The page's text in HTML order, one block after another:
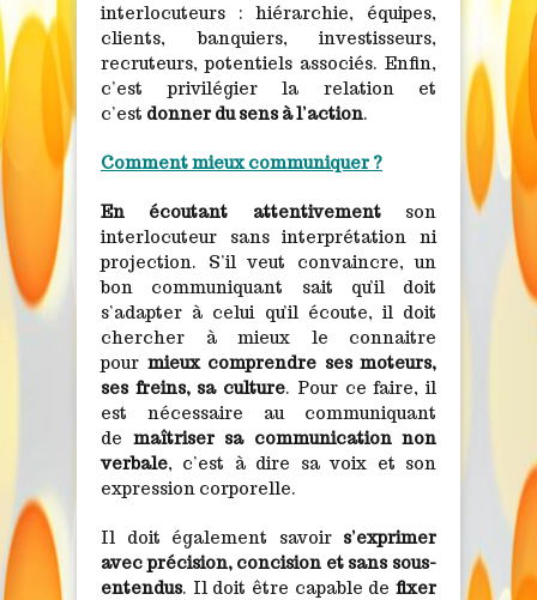
interlocuteurs : hiérarchie, équipes,
clients, banquiers, investisseurs,
recruteurs, potentiels associés. Enfin,
c’est privilégier la relation et
c’est donner du sens à l’action.
Comment mieux communiquer ?
En écoutant attentivementson
interlocuteur sans interprétation ni
projection. S’il veut convaincre, un
bon communiquant sait qu’il doit
s’adapter à celui qu’il écoute, il doit
chercher à mieux le connaitre
pour mieux comprendre ses moteurs,
ses freins, sa culture. Pour ce faire, il
est nécessaire au communiquant
de maîtriser sa communication non
verbale, c’est à dire sa voix et son
expression corporelle.
Il doit également savoir s’exprimer
avec précision, concision et sans sous-
entendus. Il doit être capable de fixer